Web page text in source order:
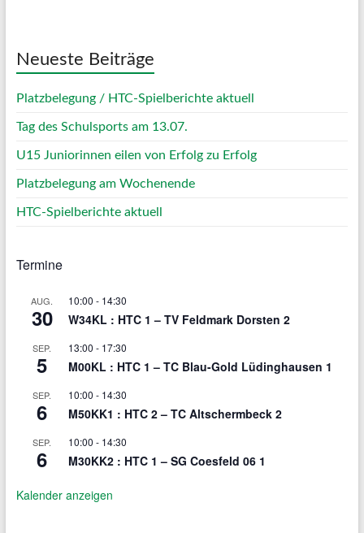
Neueste Beiträge
Platzbelegung / HTC-Spielberichte aktuell
Tag des Schulsports am 13.07.
U15 Juniorinnen eilen von Erfolg zu Erfolg
Platzbelegung am Wochenende
HTC-Spielberichte aktuell
Termine
AUG.
30
10:00 - 14:30
W34KL : HTC 1 – TV Feldmark Dorsten 2
SEP.
5
13:00 - 17:30
M00KL : HTC 1 – TC Blau-Gold Lüdinghausen 1
SEP.
6
10:00 - 14:30
M50KK1 : HTC 2 – TC Altschermbeck 2
SEP.
6
10:00 - 14:30
M30KK2 : HTC 1 – SG Coesfeld 06 1
Kalender anzeigen